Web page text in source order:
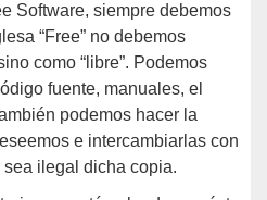
Software, siempre debemos
“Free” no debemos
como “libre”. Podemos
fuente, manuales, el
podemos hacer la
e intercambiarlas con
ilegal dicha copia.